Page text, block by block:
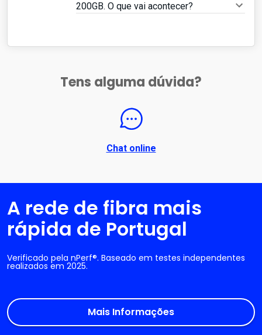
200GB. O que vai acontecer?
Tens alguma dúvida?
Chat online
A rede de fibra mais
rápida de Portugal
Verificado pela nPerf®. Baseado em testes independentes
realizados em 2025.
Mais Informações